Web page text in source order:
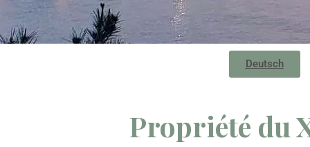
Deutsch
Propriété du